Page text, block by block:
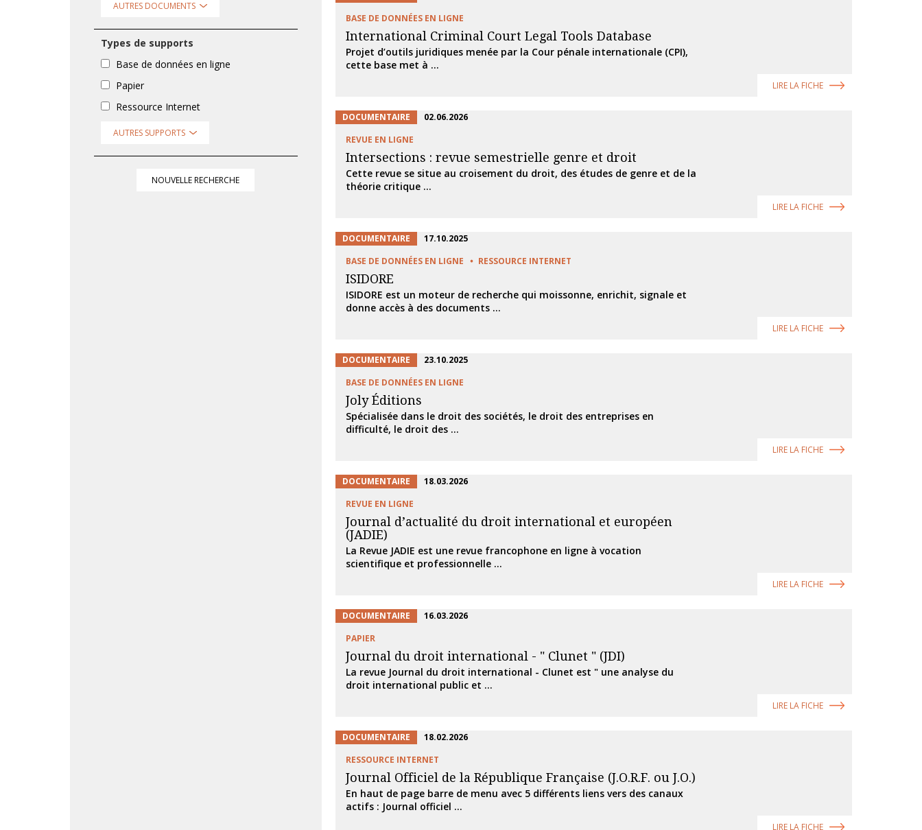
AUTRES DOCUMENTS
Types de supports
Base de données en ligne
Papier
Ressource Internet
AUTRES SUPPORTS
NOUVELLE RECHERCHE
BASE DE DONNÉES EN LIGNE
International Criminal Court Legal Tools Database
Projet d’outils juridiques menée par la Cour pénale internationale (CPI),
cette base met à ...
LIRE LA FICHE
DOCUMENTAIRE
02.06.2026
REVUE EN LIGNE
Intersections : revue semestrielle genre et droit
Cette revue se situe au croisement du droit, des études de genre et de la
théorie critique ...
LIRE LA FICHE
DOCUMENTAIRE
17.10.2025
BASE DE DONNÉES EN LIGNE
RESSOURCE INTERNET
ISIDORE
ISIDORE est un moteur de recherche qui moissonne, enrichit, signale et
donne accès à des documents ...
LIRE LA FICHE
DOCUMENTAIRE
23.10.2025
BASE DE DONNÉES EN LIGNE
Joly Éditions
Spécialisée dans le droit des sociétés, le droit des entreprises en
difficulté, le droit des ...
LIRE LA FICHE
DOCUMENTAIRE
18.03.2026
REVUE EN LIGNE
Journal d’actualité du droit international et européen
(JADIE)
La Revue JADIE est une revue francophone en ligne à vocation
scientifique et professionnelle ...
LIRE LA FICHE
DOCUMENTAIRE
16.03.2026
PAPIER
Journal du droit international - " Clunet " (JDI)
La revue Journal du droit international - Clunet est " une analyse du
droit international public et ...
LIRE LA FICHE
DOCUMENTAIRE
18.02.2026
RESSOURCE INTERNET
Journal Officiel de la République Française (J.O.R.F. ou J.O.)
En haut de page barre de menu avec 5 différents liens vers des canaux
actifs : Journal officiel ...
LIRE LA FICHE